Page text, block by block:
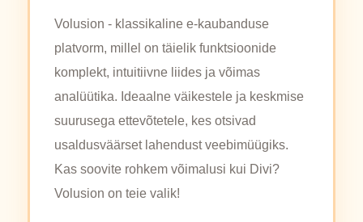
Volusion - klassikaline e-kaubanduse
platvorm, millel on täielik funktsioonide
komplekt, intuitiivne liides ja võimas
analüütika. Ideaalne väikestele ja keskmise
suurusega ettevõtetele, kes otsivad
usaldusväärset lahendust veebimüügiks.
Kas soovite rohkem võimalusi kui Divi?
Volusion on teie valik!